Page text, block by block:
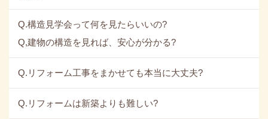
Q.構造見学会って何を見たらいいの?
Q,建物の構造を見れば、安心が分かる?
Q.リフォーム工事をまかせても本当に大丈夫?
Q.リフォームは新築よりも難しい?